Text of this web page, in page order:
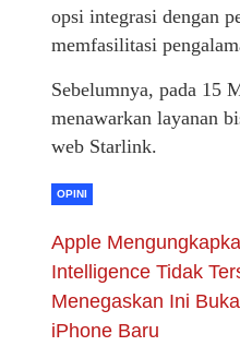
opsi integrasi dengan
memfasilitasi
Sebelumnya, pada 15
menawarkan layanan
web Starlink.
OPINI
Apple
Intelligence Tidak
Menegaskan Ini
iPhone Baru